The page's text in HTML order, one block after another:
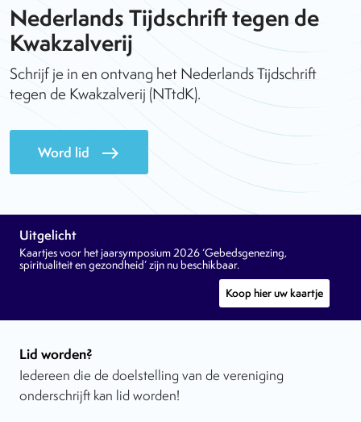
Nederlands Tijdschrift tegen de
Kwakzalverij
Schrijf je in en ontvang het Nederlands Tijdschrift
tegen de Kwakzalverij (NTtdK).
Word lid east
Uitgelicht
Kaartjes voor het jaarsymposium 2026 ‘Gebedsgenezing,
spiritualiteit en gezondheid’ zijn nu beschikbaar.
Koop hier uw kaartje
Lid worden?
Iedereen die de doelstelling van de vereniging
onderschrijft kan lid worden!